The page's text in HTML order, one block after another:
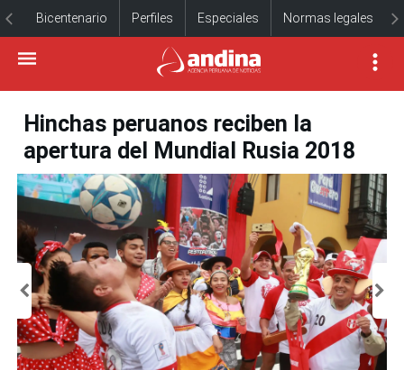
Bicentenario Perfiles Especiales Normas legales
Hinchas peruanos reciben la
apertura del Mundial Rusia 2018